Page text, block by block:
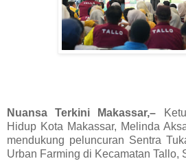
Nuansa Terkini Makassar,–
Hidup Kota Makassar, Melinda
mendukung peluncuran Sentra
Urban Farming di Kecamatan Tallo,